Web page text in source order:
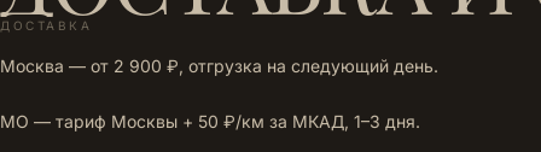
ДОСТАВКА
Москва — от 2 900 ₽, отгрузка на следующий день.
МО — тариф Москвы + 50 ₽/км за МКАД, 1–3 дня.